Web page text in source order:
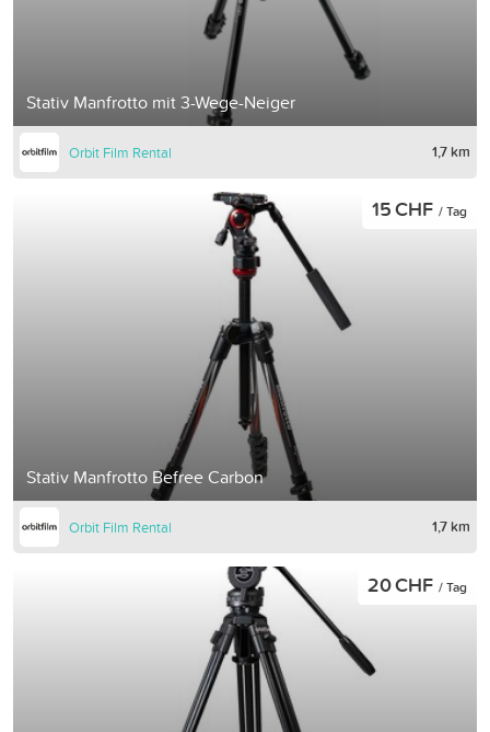
Stativ Manfrotto mit 3-Wege-Neiger
Orbit Film Rental 1,7 km
Stativ Manfrotto Befree Carbon
15 CHF / Tag
Orbit Film Rental 1,7 km
20 CHF / Tag